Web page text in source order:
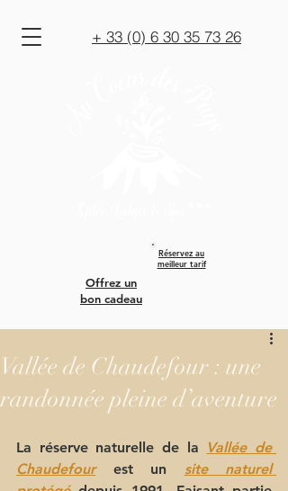
Réservez au
meilleur tarif
+ 33 (0) 6 30 35 73 26
Offrez un
bon cadeau
Vallée de Chaudefour : une
randonnée pleine d’aventure
La réserve naturelle de la
Vallée de
Chaudefour est un site naturel